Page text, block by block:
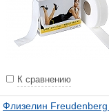
К сравнению
Флизелин